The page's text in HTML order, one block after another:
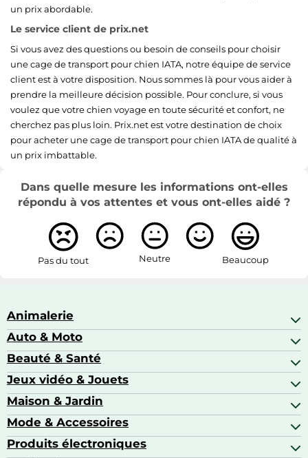
un prix abordable.
Le service client de prix.net
Si vous avez des questions ou besoin de conseils pour choisir
une cage de transport pour chien IATA, notre équipe de service
client est à votre disposition. Nous sommes là pour vous aider à
prendre la meilleure décision possible. Pour conclure, si vous
voulez que votre chien voyage en toute sécurité et confort, ne
cherchez pas plus loin. Prix.net est votre destination de choix
pour acheter une cage de transport pour chien IATA de qualité à
un prix imbattable.
Dans quelle mesure les informations ont-elles
répondu à vos attentes et vous ont-elles aidé ?
Pas du tout Neutre Beaucoup
Animalerie
Abris pour animaux sauvages
Aquariophilie
Colliers GPS
Auto & Moto
Accessoires auto
Attelage & portage
Autoradios
Beauté & Santé
Alimentation bébé
Amour & contraception
Appareils de coiffure
Jeux vidéo & Jouets
Accessoires de gaming
Consoles de jeux
Drones
Maison & Jardin
Ameublement
Articles de cuisine & d'entretien ménager
Mode & Accessoires
Accessoires de mode
Produits électroniques